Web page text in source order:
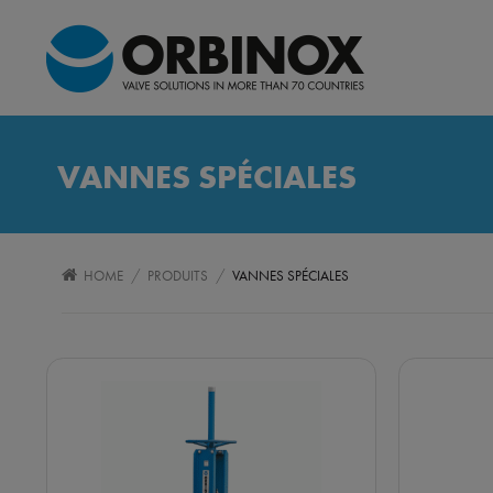
VANNES SPÉCIALES
HOME / PRODUITS / VANNES SPÉCIALES